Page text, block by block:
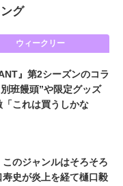
グ
ウィークリー
』第2シーズンのコラ
班饅頭”や限定グッズ
これは買うしかな
このジャンルはそろそろ
史が炎上を経て樋口毅